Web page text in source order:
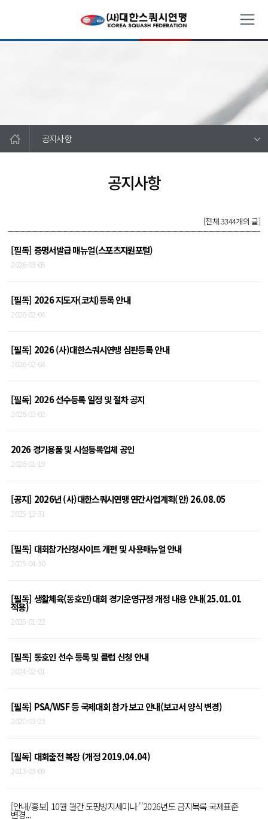
공지사항
공지사항
[전체 3344개의 글]
[필독] 증명서발급 매뉴얼(스포츠지원포털)
2026-03-05
[필독] 2026 지도자(코치)등록 안내
2026-02-04
[필독] 2026 (사)대한스쿼시연맹 심판등록 안내
2026-02-04
[필독] 2026 선수등록 일정 및 절차 공지
2026-02-02
2026 경기용품 및 시설등록업체 공인
2026-01-19
[공지] 2026년 (사)대한스쿼시연맹 연간사업계획(안) 26.08.05
2025-12-31
[필독] 대회참가신청사이트 개편 및 사용매뉴얼 안내
2025-04-30
[필독] 생활체육(동호인)대회 경기운영규정 개정 내용 안내(25.01.01
적용)
2025-01-22
[필독] 동호인 선수 등록 및 클럽 신청 안내
2024-02-01
[필독] PSA/WSF 등 국제대회 참가 보고 안내(보고서 양식 변경)
2020-03-23
[필독] 대회출전 복장 (개정 2019.04.04)
2013-03-09
[안내/홍보] 10월 월간 도핑방지세미나 ''2026년도 금지목록 국제표준
변경...